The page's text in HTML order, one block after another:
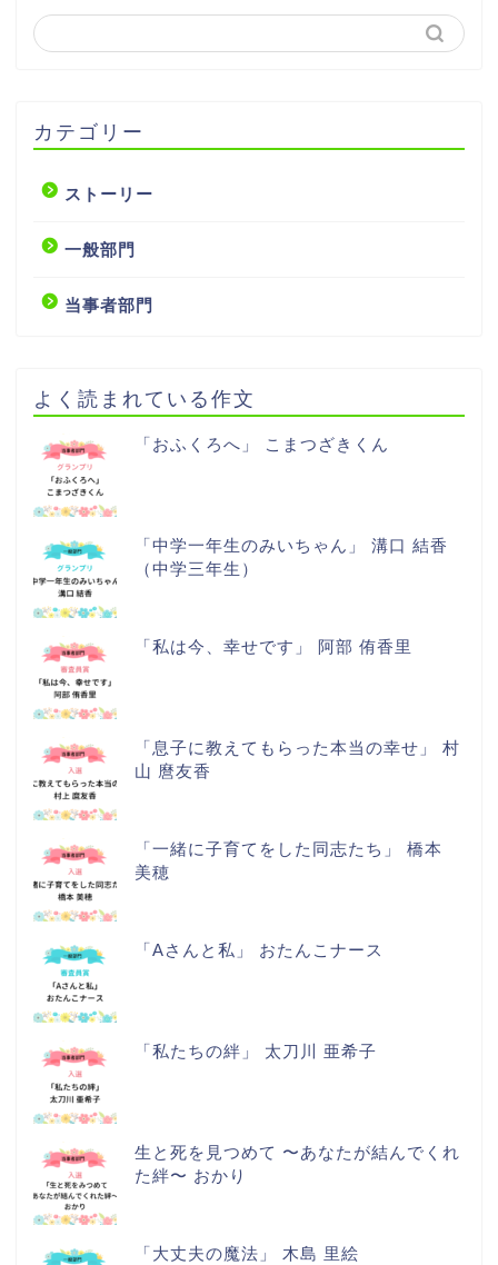
カテゴリー
ストーリー
一般部門
当事者部門
よく読まれている作文
「おふくろへ」 こまつざきくん
「中学一年生のみいちゃん」 溝口 結香
（中学三年生）
「私は今、幸せです」 阿部 侑香里
「息子に教えてもらった本当の幸せ」 村
山 麿友香
「一緒に子育てをした同志たち」 橋本
美穂
「Aさんと私」 おたんこナース
「私たちの絆」 太刀川 亜希子
生と死を見つめて 〜あなたが結んでくれ
た絆〜 おかり
「大丈夫の魔法」 木島 里絵